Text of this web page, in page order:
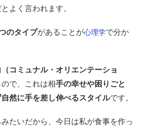
よく言われます。
のタイプがあることが心理学で分か
（コミュナル・オリエンテーショ
で、これは相手の幸せや困りごと
然に手を差し伸べるスタイルです。
たいだから、今日は私が食事を作っ